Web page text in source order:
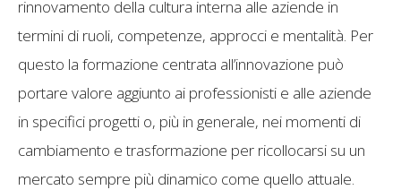
rinnovamento della cultura interna alle aziende in
termini di ruoli, competenze, approcci e mentalità. Per
questo la formazione centrata all’innovazione può
portare valore aggiunto ai professionisti e alle aziende
in specifici progetti o, più in generale, nei momenti di
cambiamento e trasformazione per ricollocarsi su un
mercato sempre più dinamico come quello attuale.